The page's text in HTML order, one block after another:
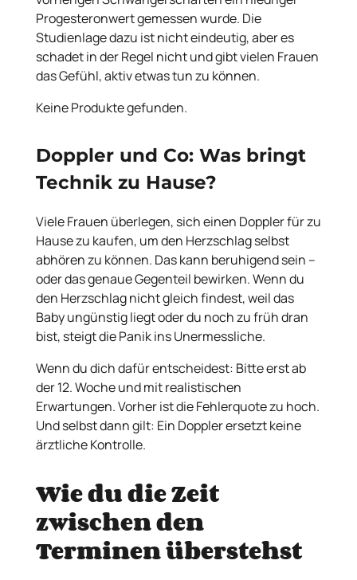
Progesteronwert gemessen wurde. Die
Studienlage dazu ist nicht eindeutig, aber es
schadet in der Regel nicht und gibt vielen Frauen
das Gefühl, aktiv etwas tun zu können.
Keine Produkte gefunden.
Doppler und Co: Was bringt
Technik zu Hause?
Viele Frauen überlegen, sich einen Doppler für zu
Hause zu kaufen, um den Herzschlag selbst
abhören zu können. Das kann beruhigend sein –
oder das genaue Gegenteil bewirken. Wenn du
den Herzschlag nicht gleich findest, weil das
Baby ungünstig liegt oder du noch zu früh dran
bist, steigt die Panik ins Unermessliche.
Wenn du dich dafür entscheidest: Bitte erst ab
der 12. Woche und mit realistischen
Erwartungen. Vorher ist die Fehlerquote zu hoch.
Und selbst dann gilt: Ein Doppler ersetzt keine
ärztliche Kontrolle.
Wie du die Zeit
zwischen den
Terminen überstehst